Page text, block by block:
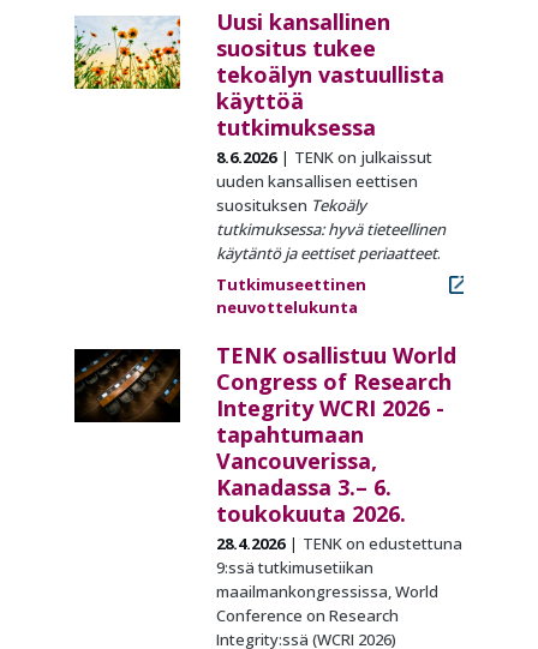
Uusi kansallinen
suositus tukee
tekoälyn vastuullista
käyttöä
tutkimuksessa
8.6.2026
TENK on julkaissut
uuden kansallisen eettisen
suosituksen Tekoäly
tutkimuksessa: hyvä tieteellinen
käytäntö ja eettiset periaatteet.
Tutkimuseettinen
neuvottelukunta
TENK osallistuu World
Congress of Research
Integrity WCRI 2026 -
tapahtumaan
Vancouverissa,
Kanadassa 3.– 6.
toukokuuta 2026.
28.4.2026
TENK on edustettuna
9:ssä tutkimusetiikan
maailmankongressissa, World
Conference on Research
Integrity:ssä (WCRI 2026)